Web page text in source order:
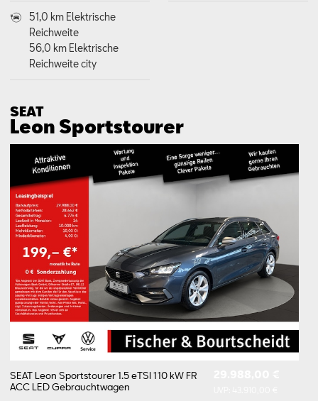
51,0 km Elektrische
Reichweite
56,0 km Elektrische
Reichweite city
SEAT
Leon Sports­tourer
SEAT Leon Sportstourer 1.5 eTSI 110 kW FR
ACC LEDGebrauchtwagen